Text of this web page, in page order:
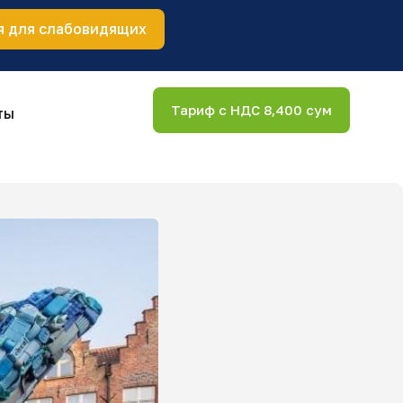
для слабовидящих
Тариф с НДС 8,400 сум